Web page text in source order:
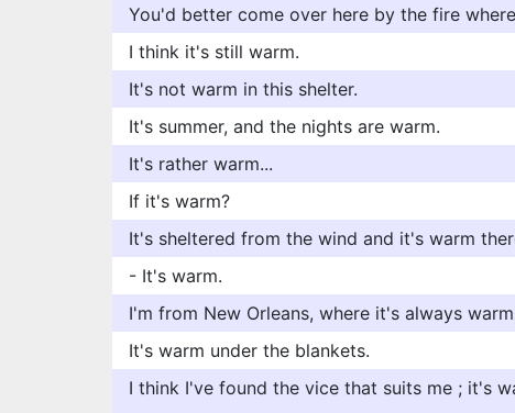
You'd better come over here by the fire
I think it's still warm.
It's not warm in this shelter.
It's summer, and the nights are warm.
It's rather warm...
If it's warm?
It's sheltered from the wind and it's warm
- It's warm.
I'm from New Orleans, where it's always
It's warm under the blankets.
I think I've found the vice that suits me ; it's